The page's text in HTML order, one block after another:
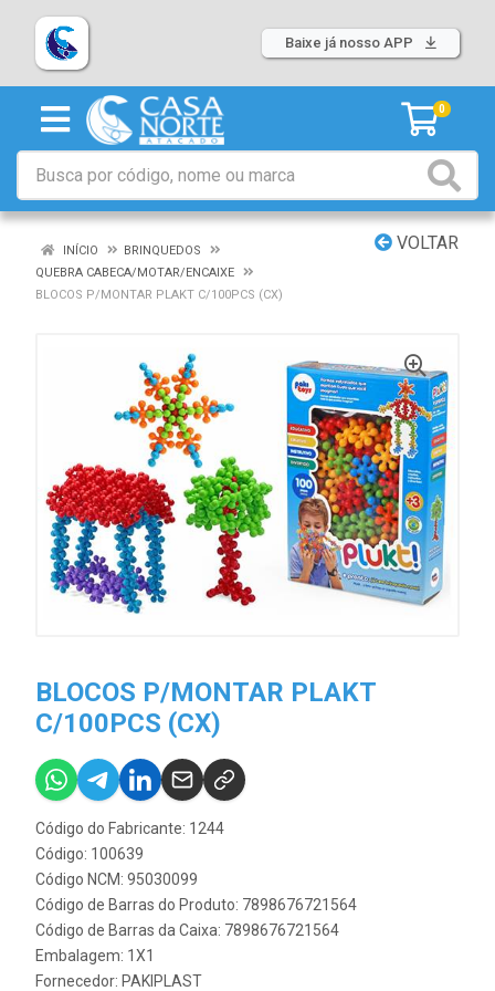
Baixe já nosso APP
0
VOLTAR
INÍCIO
BRINQUEDOS
QUEBRA CABECA/MOTAR/ENCAIXE
BLOCOS P/MONTAR PLAKT C/100PCS (CX)
BLOCOS P/MONTAR PLAKT
C/100PCS (CX)
Código do Fabricante: 1244
Código: 100639
Código NCM: 95030099
Código de Barras do Produto: 7898676721564
Código de Barras da Caixa: 7898676721564
Embalagem: 1X1
Fornecedor: PAKIPLAST